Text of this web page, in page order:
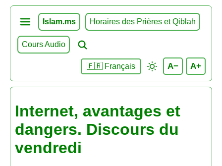
Islam.ms Horaires des Prières et Qiblah
Cours Audio
🇫🇷 Français A− A+
Internet, avantages et
dangers. Discours du
vendredi